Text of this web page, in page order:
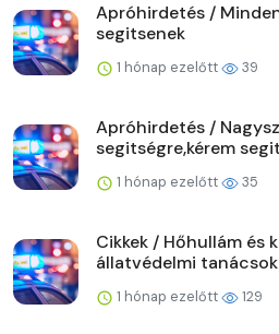
Apróhirdetés /
segitsenek
1 hónap ezelőtt 39
Apróhirdetés /
segitségre,kérem
1 hónap ezelőtt 35
Cikkek / Hőhullám és
állatvédelmi tanácsok
1 hónap ezelőtt 129